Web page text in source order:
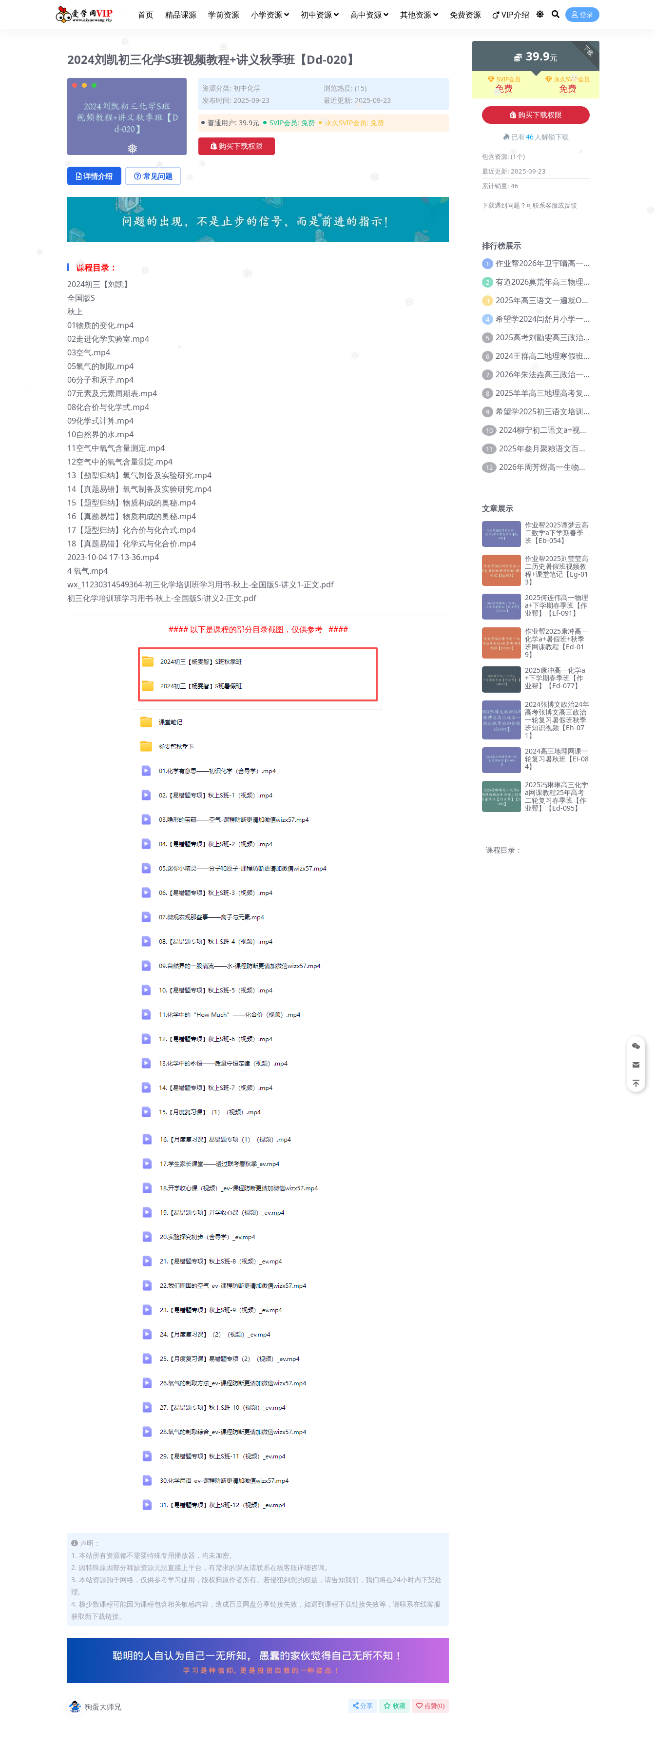
❅
❅
❅
❅
❅
❅
❅ ❅
❅
❅
❅
❅
❅
首页 精品课源 学前资源 小学资源 初中资源 高中资源 其他资源 免费资源 VIP介绍 登录
2024刘凯初三化学S班视频教程+讲义秋季班【Dd-020】
资源分类: 初中化学
浏览热度: (15)
发布时间: 2025-09-23
最近更新: 2025-09-23
普通用户: 39.9元 SVIP会员: 免费 永久SVIP会员: 免费
购买下载权限
详情介绍 常见问题
课程目录：
2024初三【刘凯】
全国版S
秋上
01物质的变化.mp4
02走进化学实验室.mp4
03空气.mp4
05氧气的制取.mp4
06分子和原子.mp4
07元素及元素周期表.mp4
08化合价与化学式.mp4
09化学式计算.mp4
10自然界的水.mp4
11空气中氧气含量测定.mp4
12空气中的氧气含量测定.mp4
13【题型归纳】氧气制备及实验研究.mp4
14【真题易错】氧气制备及实验研究.mp4
15【题型归纳】物质构成的奥秘.mp4
16【真题易错】物质构成的奥秘.mp4
17【题型归纳】化合价与化合式.mp4
18【真题易错】化学式与化合价.mp4
2023-10-04 17-13-36.mp4
4 氧气.mp4
wx_11230314549364-初三化学培训班学习用书-秋上-全国版S-讲义1-正文.pdf
初三化学培训班学习用书-秋上-全国版S-讲义2-正文.pdf
#### 以下是课程的部分目录截图，仅供参考 ####
声明：
1. 本站所有资源都不需要特殊专用播放器，均未加密。
2. 因特殊原因部分稀缺资源无法直接上平台，有需求的课友请联系在线客服详细咨询。
3. 本站资源购于网络，仅供参考学习使用，版权归原作者所有。若侵犯到您的权益，请告知我们，我们将在24小时内下架处
理。
4. 极少数课程可能因为课程包含相关敏感内容，造成百度网盘分享链接失效，如遇到课程下载链接失效等，请联系在线客服
获取新下载链接。
狗蛋大师兄 分享 收藏 点赞(0)
下载
39.9元
SVIP会员
免费
永久SVIP会员
免费
购买下载权限
已有46 人解锁下载
包含资源: (1个)
最近更新: 2025-09-23
累计销量: 46
下载遇到问题？可联系客服或反馈
排行榜展示
1 作业帮2026年卫宇晴高一英语s上学期暑假班【冲顶班】【Ec-003】
2 有道2026莫荒年高三物理一轮复习暑假班网课教程【Ef-044】
3 2025年高三语文一遍就OK高中语文体系课【Ea-028】
4 希望学2024闫舒月小学一年级英语视频教程+讲义【Cc-004】
5 2025高考刘勖雯高三政治三轮复习网课教程【Eh-061】
6 2024王群高二地理寒假班教程【Ei-075】
7 2026年朱法垚高三政治一轮复习暑假班【Eh-041】
8 2025羊羊高三地理高考复习视频教程+讲义【Ei-051】
9 希望学2025初三语文培训班秋上A+班（秋上·全国版·A+）【Da-031】
10 2024柳宁初二语文a+视频教程+课堂笔记+讲义（暑假班+秋季班）【Da-003】
11 2025年叁月聚粮语文百日冲刺｜荡平玄学诅咒【Ea-001】
12 2026年周芳煜高一生物上学期网课教程【Ee-056】
文章展示
作业帮2025谭梦云高
二数学a下学期春季
班【Eb-054】
作业帮2025刘莹莹高
二历史暑假班视频教
程+课堂笔记【Eg-01
3】
2025何连伟高一物理
a+下学期春季班【作
业帮】【Ef-091】
作业帮2025康冲高一
化学a+暑假班+秋季
班网课教程【Ed-01
9】
2025康冲高一化学a
+下学期春季班【作
业帮】【Ed-077】
2024张博文政治24年
高考张博文高三政治
一轮复习暑假班秋季
班知识视频【Eh-07
1】
2024高三地理网课一
轮复习暑秋班【Ei-08
4】
2025冯琳琳高三化学
a网课教程25年高考
二轮复习春季班【作
业帮】【Ed-095】
课程目录：